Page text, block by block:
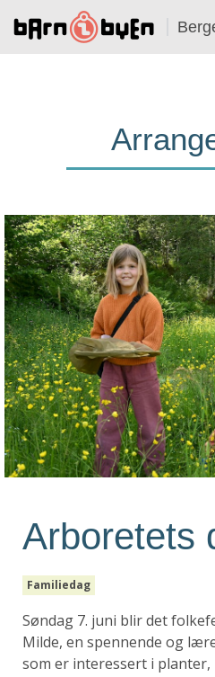
Arboretets
Familiedag
Søndag 7. juni blir det
Milde, en spennende og
som er interessert i